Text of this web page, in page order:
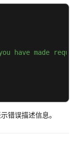
have made
错误描述信息。